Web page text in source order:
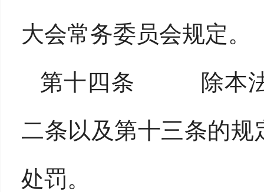
大会常务委员会规定。
第十四条 除本法
二条以及第十三条的
处罚。